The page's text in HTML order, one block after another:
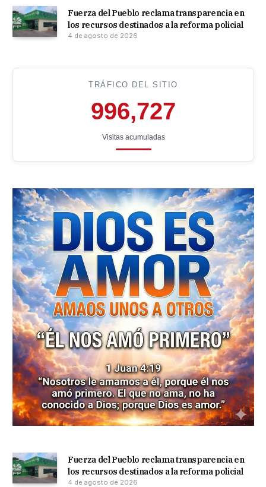
Fuerza del Pueblo reclama transparencia en
los recursos destinados a la reforma policial
4 de agosto de 2026
TRÁFICO DEL SITIO
996,727
Visitas acumuladas
Fuerza del Pueblo reclama transparencia en
los recursos destinados a la reforma policial
4 de agosto de 2026